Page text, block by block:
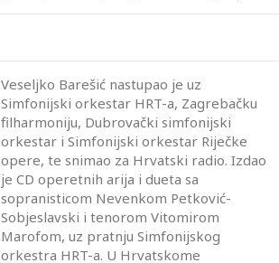
Veseljko Barešić nastupao je uz
Simfonijski orkestar HRT-a, Zagrebačku
filharmoniju, Dubrovački simfonijski
orkestar i Simfonijski orkestar Riječke
opere, te snimao za Hrvatski radio. Izdao
je CD operetnih arija i dueta sa
sopranisticom Nevenkom Petković-
Sobjeslavski i tenorom Vitomirom
Marofom, uz pratnju Simfonijskog
orkestra HRT-a. U Hrvatskome